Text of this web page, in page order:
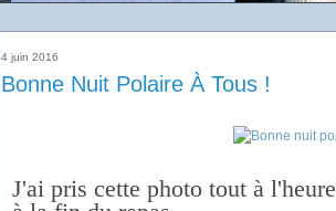
4 juin 2016
Bonne Nuit Polaire À Tous !
J'ai pris cette photo tout à l'heure